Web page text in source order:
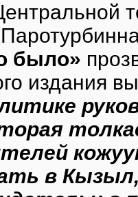
было»
издания
в